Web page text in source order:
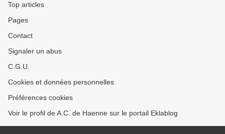
Top articles
Pages
Contact
Signaler un abus
C.G.U.
Cookies et données personnelles
Préférences cookies
Voir le profil de A.C. de Haenne sur le portail Eklablog